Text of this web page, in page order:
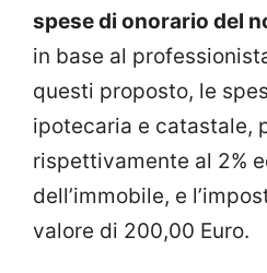
spese di onorario del
in base al
questi proposto, le
ipotecaria e catastale,
rispettivamente al 2%
dell’immobile, e
valore di 200,00 Euro.